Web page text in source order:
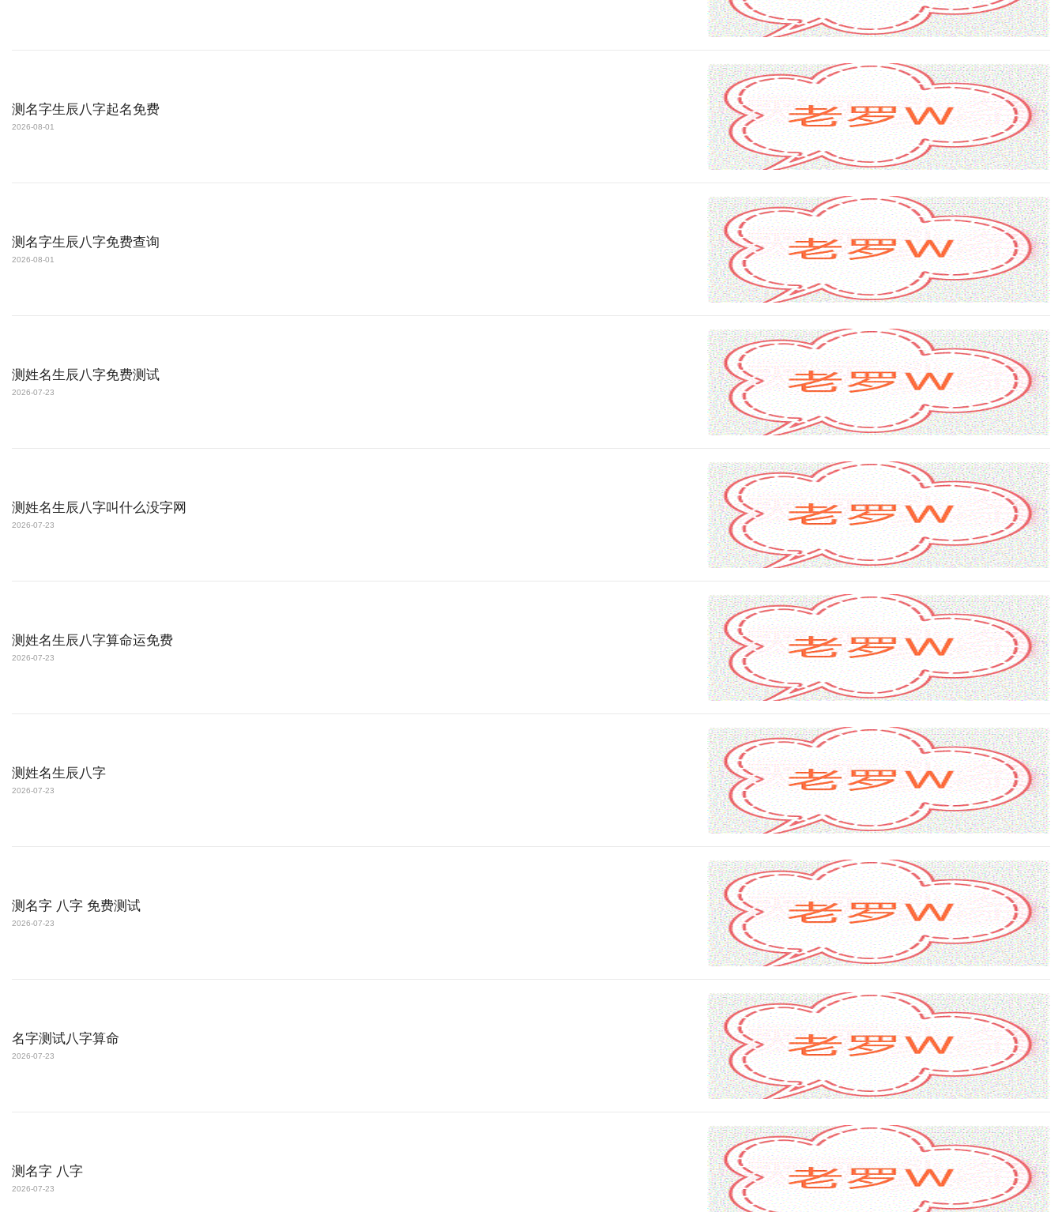
测名字生辰八字起名免费
2026-08-01
测名字生辰八字免费查询
2026-08-01
测姓名生辰八字免费测试
2026-07-23
测姓名生辰八字叫什么没字网
2026-07-23
测姓名生辰八字算命运免费
2026-07-23
测姓名生辰八字
2026-07-23
测名字 八字 免费测试
2026-07-23
名字测试八字算命
2026-07-23
测名字 八字
2026-07-23